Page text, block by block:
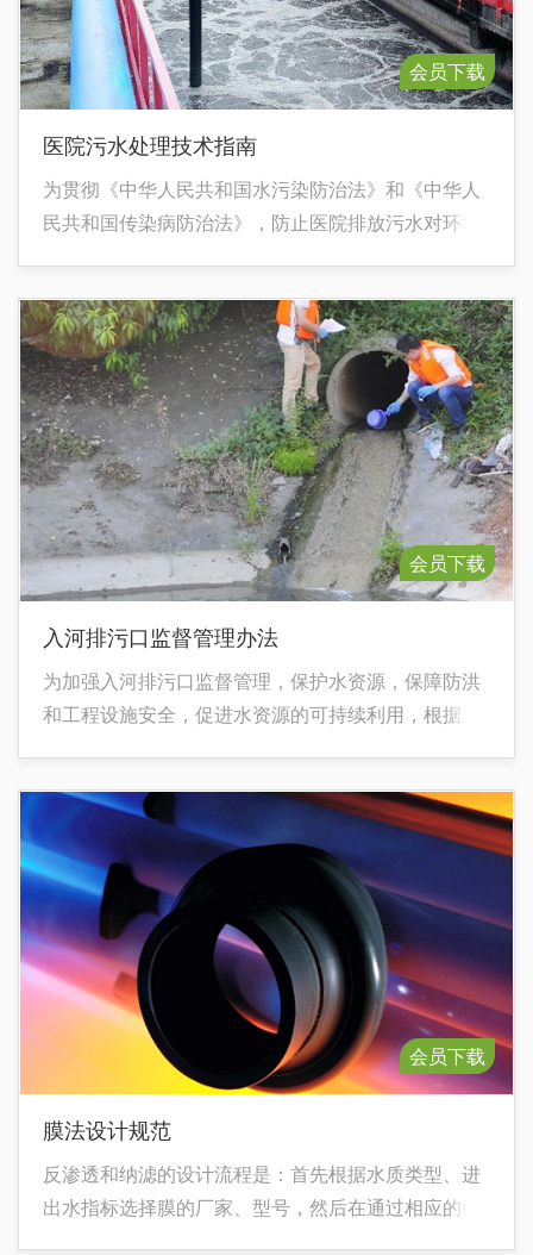
会员下载
医院污水处理技术指南
为贯彻《中华人民共和国水污染防治法》和《中华人
民共和国传染病防治法》，防止医院排放污水对环境
处理设施建设和即将颁布的《医疗机构水污染物排放
标准》的实施，编制本技术指南。
会员下载
入河排污口监督管理办法
为加强入河排污口监督管理，保护水资源，保障防洪
和工程设施安全，促进水资源的可持续利用，根据
规，制定本办法。
会员下载
膜法设计规范
反渗透和纳滤的设计流程是：首先根据水质类型、进
出水指标选择膜的厂家、型号，然后在通过相应的膜